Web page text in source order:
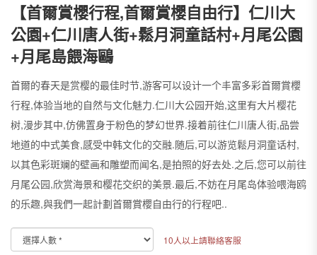
【首爾賞櫻行程,首爾賞櫻自由行】仁川大
公園+仁川唐人街+鬆月洞童話村+月尾公園
+月尾島餵海鷗
首爾的春天是赏樱的最佳时节,游客可以设计一个丰富多彩首爾賞櫻
行程,体验当地的自然与文化魅力.仁川大公园开始,这里有大片樱花
树,漫步其中,仿佛置身于粉色的梦幻世界.接着前往仁川唐人街,品尝
地道的中式美食,感受中韩文化的交融.随后,可以游览鬆月洞童话村,
以其色彩斑斓的壁画和雕塑而闻名,是拍照的好去处.之后,您可以前往
月尾公园,欣赏海景和樱花交织的美景.最后,不妨在月尾岛体验喂海鸥
的乐趣,與我們一起計劃首爾賞櫻自由行的行程吧..
10人以上請聯絡客服